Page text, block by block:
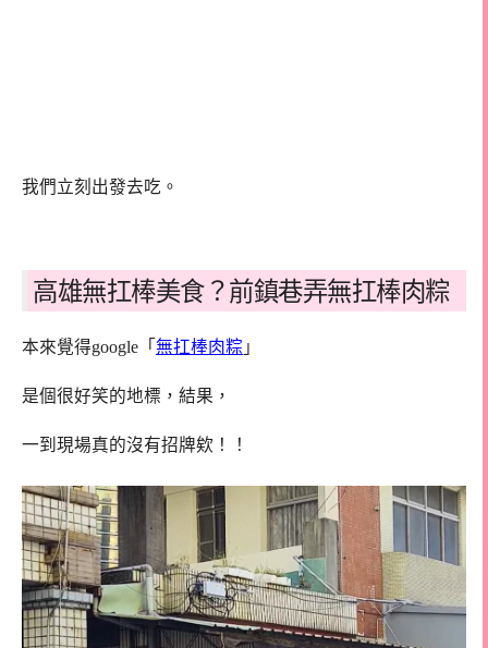
我們立刻出發去吃。
高雄無扛棒美食？前鎮巷弄無扛棒肉粽
本來覺得google「 無扛棒肉粽 」
是個很好笑的地標，結果，
一到現場真的沒有招牌欸！！